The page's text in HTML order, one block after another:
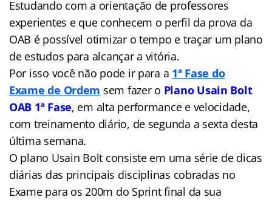
Estudando com a orientação de professores
experientes e que conhecem o perfil da prova da
OAB é possível otimizar o tempo e traçar um plano
de estudos para alcançar a vitória.
Por isso você não pode ir para a 1ª Fase do
Exame de Ordem sem fazer o Plano Usain Bolt
OAB 1ª Fase, em alta performance e velocidade,
com treinamento diário, de segunda a sexta desta
última semana.
O plano Usain Bolt consiste em uma série de dicas
diárias das principais disciplinas cobradas no
Exame para os 200m do Sprint final da sua